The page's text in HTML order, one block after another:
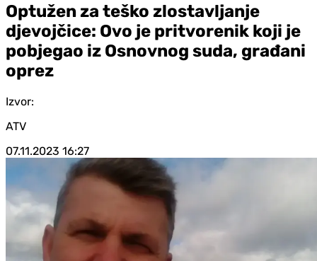
Optužen za teško zlostavljanje
djevojčice: Ovo je pritvorenik koji je
pobjegao iz Osnovnog suda, građani
oprez
Izvor:
ATV
07.11.2023 16:27